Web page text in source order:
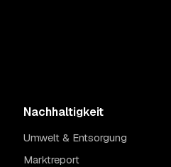
Nachhaltigkeit
Umwelt & Entsorgung
Marktreport